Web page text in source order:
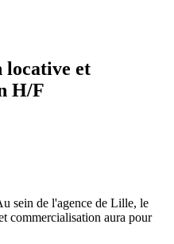
locative et
H/F
sein de l'agence de Lille, le
commercialisation aura pour